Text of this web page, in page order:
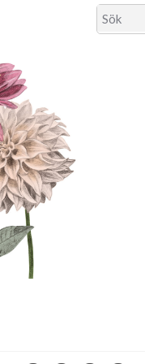
Search